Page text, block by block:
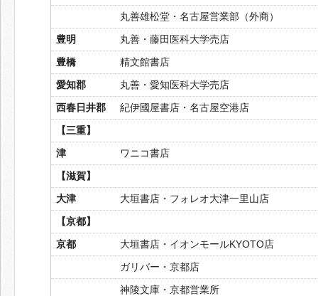
丸善雄松堂・名古屋営業部（外商）
豊明
丸善・藤田医科大学売店
豊橋
精文館書店
愛知郡
丸善・愛知医科大学売店
西春日井郡
紀伊國屋書店・名古屋空港店
【三重】
津
ワニコ書店
【滋賀】
大津
大垣書店・フォレオ大津一里山店
【京都】
京都
大垣書店・イオンモールKYOTO店
ガリバー・京都店
神陵文庫・京都営業所